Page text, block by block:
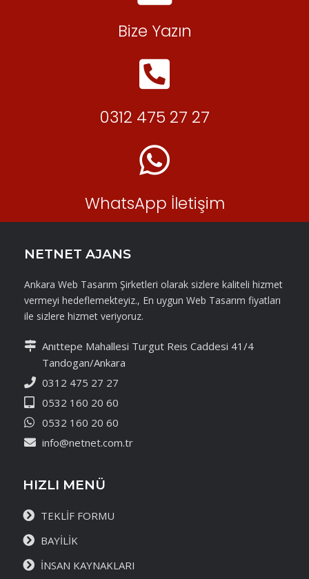
Bize Yazın
0312 475 27 27
WhatsApp İletişim
NETNET AJANS
Ankara Web Tasarım Şirketleri olarak sizlere kaliteli hizmet
vermeyi hedeflemekteyiz., En uygun Web Tasarım fiyatları
ile sizlere hizmet veriyoruz.
Anıttepe Mahallesi Turgut Reis Caddesi 41/4
Tandogan/Ankara
0312 475 27 27
0532 160 20 60
0532 160 20 60
info@netnet.com.tr
HIZLI MENÜ
TEKLİF FORMU
BAYİLİK
İNSAN KAYNAKLARI